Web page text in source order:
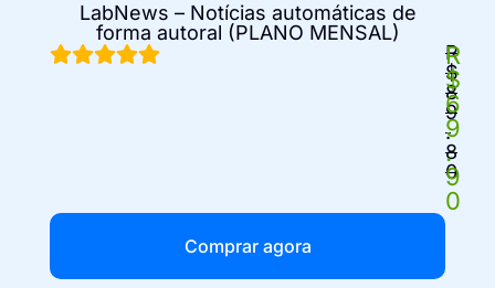
LabNews – Notícias automáticas de
forma autoral (PLANO MENSAL)
R
$
8
9
.
8
0
R
$
6
9
.
9
0
Comprar agora